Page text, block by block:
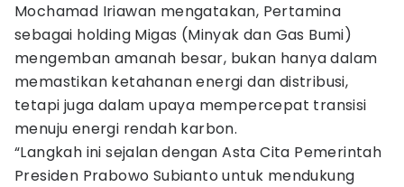
Mochamad Iriawan mengatakan, Pertamina
sebagai holding Migas (Minyak dan Gas Bumi)
mengemban amanah besar, bukan hanya dalam
memastikan ketahanan energi dan distribusi,
tetapi juga dalam upaya mempercepat transisi
menuju energi rendah karbon.
“Langkah ini sejalan dengan Asta Cita Pemerintah
Presiden Prabowo Subianto untuk mendukung